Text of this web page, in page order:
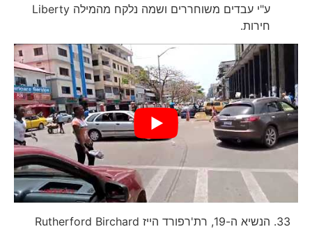
ע"י עבדים משוחררים ושמה נלקח מהמילה Liberty
חירות.
הנשיא ה-19, רת'רפורד הייז Rutherford Birchard